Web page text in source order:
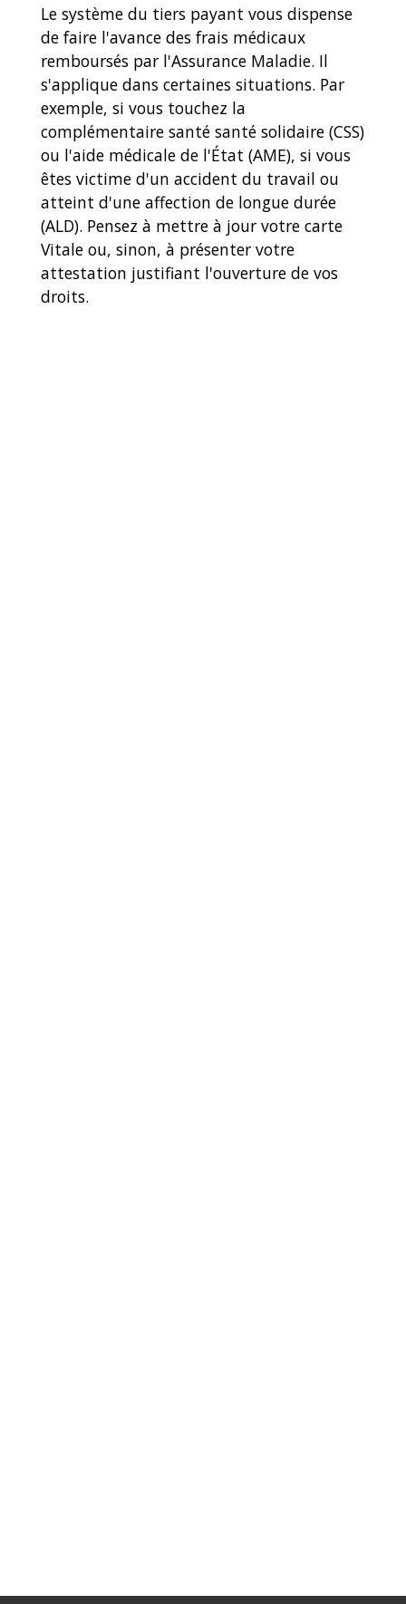
Le système du tiers payant vous dispense
de faire l'avance des frais médicaux
remboursés par l'Assurance Maladie. Il
s'applique dans certaines situations. Par
exemple, si vous touchez la
complémentaire santé santé solidaire (CSS)
ou l'aide médicale de l'État (AME), si vous
êtes victime d'un accident du travail ou
atteint d'une affection de longue durée
(ALD). Pensez à mettre à jour votre carte
Vitale ou, sinon, à présenter votre
attestation justifiant l'ouverture de vos
droits.